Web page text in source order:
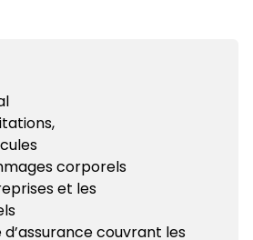
corporels
et les
d’assurance couvrant les